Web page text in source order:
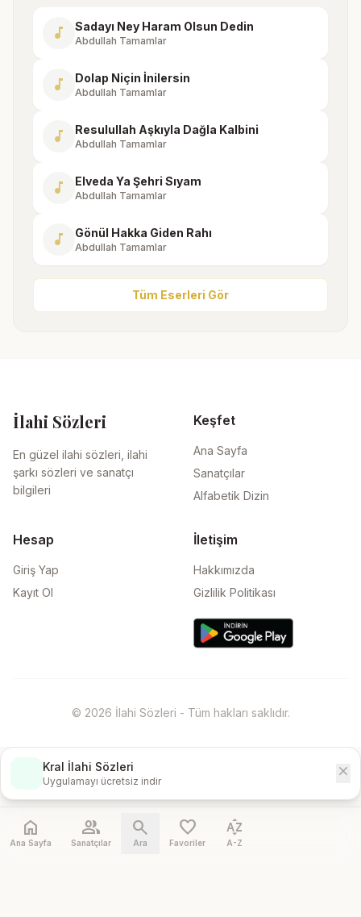
music_note Sadayı Ney Haram Olsun Dedin
Abdullah Tamamlar
music_note Dolap Niçin İnilersin
Abdullah Tamamlar
music_note Resulullah Aşkıyla Dağla Kalbini
Abdullah Tamamlar
music_note Elveda Ya Şehri Sıyam
Abdullah Tamamlar
music_note Gönül Hakka Giden Rahı
Abdullah Tamamlar
Tüm Eserleri Gör
İlahi Sözleri
En güzel ilahi sözleri, ilahi
şarkı sözleri ve sanatçı
bilgileri
Keşfet
Ana Sayfa
Sanatçılar
Alfabetik Dizin
Hesap
Giriş Yap
Kayıt Ol
İletişim
Hakkımızda
Gizlilik Politikası
© 2026 İlahi Sözleri - Tüm hakları saklıdır.
Kral İlahi Sözleri
Uygulamayı ücretsiz indir
close
home
Ana Sayfa
people
Sanatçılar
search
Ara
favorite
Favoriler
sort_by_alpha
A-Z